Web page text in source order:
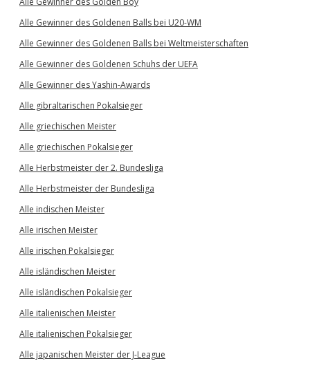
Alle Gewinner des Goldenen Balls bei U20-WM
Alle Gewinner des Goldenen Balls bei Weltmeisterschaften
Alle Gewinner des Goldenen Schuhs der UEFA
Alle Gewinner des Yashin-Awards
Alle gibraltarischen Pokalsieger
Alle griechischen Meister
Alle griechischen Pokalsieger
Alle Herbstmeister der 2. Bundesliga
Alle Herbstmeister der Bundesliga
Alle indischen Meister
Alle irischen Meister
Alle irischen Pokalsieger
Alle isländischen Meister
Alle isländischen Pokalsieger
Alle italienischen Meister
Alle italienischen Pokalsieger
Alle japanischen Meister der J-League